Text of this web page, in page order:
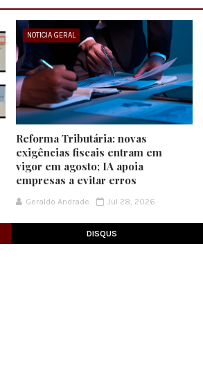
NOTICIA GERAL
Reforma Tributária: novas
exigências fiscais entram em
vigor em agosto; IA apoia
empresas a evitar erros
Geraldo Andrade Jul 28, 2026
DISQUS